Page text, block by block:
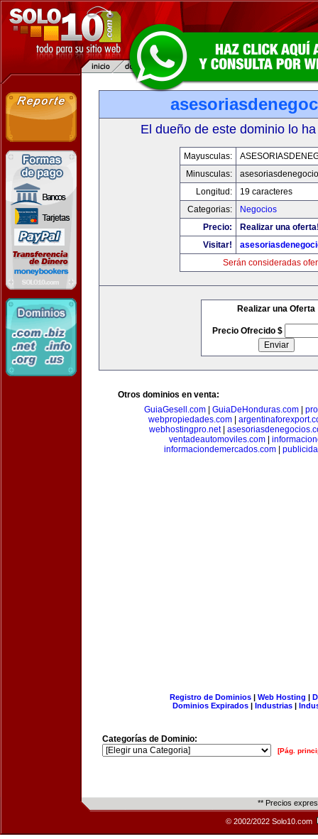
El dueño de este dominio lo
Mayusculas:
Minusculas:
Longitud:
19 caracteres
Categorias:
Negocios
Precio:
Realizar una
Visitar!
Serán consideradas
Realizar una Oferta
Precio Ofrecido $
Otros dominios en venta:
GuiaGesell.com| GuiaDeHonduras.com|
webpropiedades.com
webhostingpro.net|
ventadeautomoviles.com|
informaciondemercados.com|
Registro de Dominios| Web Hosting |
Dominios Expirados | Industrias |
Categorías de Dominio:
[Pág.
** Precios
© 2002/2022 Solo10.com